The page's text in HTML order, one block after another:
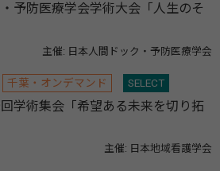
予防医療学会学術大会「人生のそ
主催: 日本人間ドック・予防医療学会
千葉・オンデマンド SELECT
学術集会「希望ある未来を切り拓
主催: 日本地域看護学会